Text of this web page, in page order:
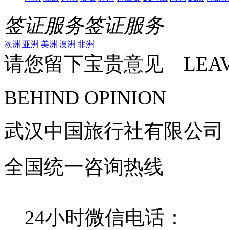
签证服务签证服务
欧洲 亚洲 美洲 澳洲 非洲
请您留下宝贵意见
BEHIND OPINION
武汉中国旅行社有限公司
全国统一咨询热线
24小时微信电话：